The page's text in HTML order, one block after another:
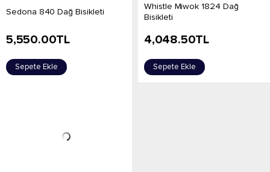
Sedona 840 Dağ Bisikleti
5,550.00TL
Sepete Ekle
Whistle Miwok 1824 Dağ
Bisikleti
4,048.50TL
Sepete Ekle